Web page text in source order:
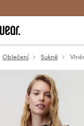
Oblečení Sukně